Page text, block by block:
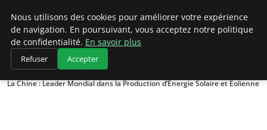
Climategatecountryclub.com
Accueil
Énergie et environnement
La Chine : Leader Mondial dans la Production d’Énergie Solaire et Éolienne
Nous utilisons des cookies pour améliorer votre expérience
de navigation. En poursuivant, vous acceptez notre politique
de confidentialité. En savoir plus
Refuser Accepter